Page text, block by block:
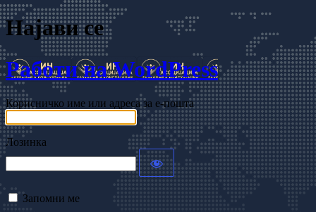
Најави се
Работи на WordPress
Корисничко име или адреса за е-пошта
Лозинка
Запомни ме